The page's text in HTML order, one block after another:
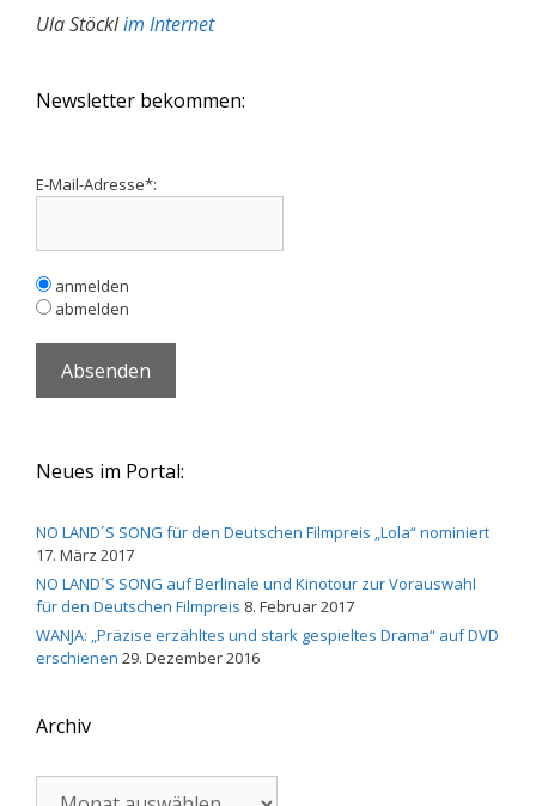
Ula Stöcklim Internet
Newsletter bekommen:
E-Mail-Adresse*:
anmelden
abmelden
Neues im Portal:
NO LAND´S SONG für den Deutschen Filmpreis „Lola“ nominiert
17. März 2017
NO LAND´S SONG auf Berlinale und Kinotour zur Vorauswahl
für den Deutschen Filmpreis 8. Februar 2017
WANJA: „Präzise erzähltes und stark gespieltes Drama“ auf DVD
erschienen 29. Dezember 2016
Archiv